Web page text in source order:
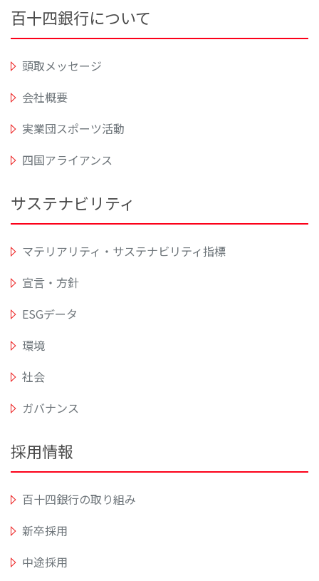
百十四銀行について
頭取メッセージ
会社概要
実業団スポーツ活動
四国アライアンス
サステナビリティ
マテリアリティ・サステナビリティ指標
宣言・方針
ESGデータ
環境
社会
ガバナンス
採用情報
百十四銀行の取り組み
新卒採用
中途採用